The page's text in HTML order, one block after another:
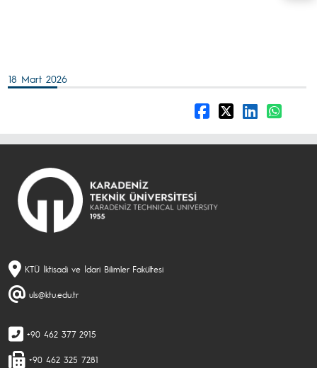
18 Mart 2026
KTÜ İktisadi ve İdari Bilimler Fakültesi
uls@ktu.edu.tr
+90 462 377 2915
+90 462 325 7281